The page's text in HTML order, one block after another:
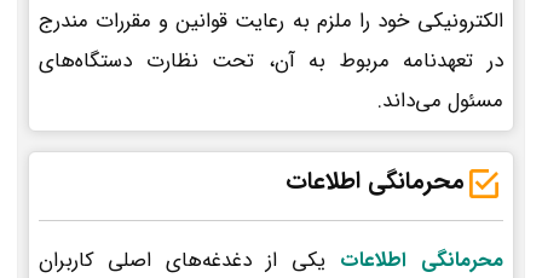
الکترونیکی خود را ملزم به رعایت قوانین و مقررات مندرج
در تعهدنامه مربوط به آن، تحت نظارت دستگاه‌های
مسئول می‌داند.
محرمانگی اطلاعات
محرمانگی اطلاعات یکی از دغدغه‌های اصلی کاربران